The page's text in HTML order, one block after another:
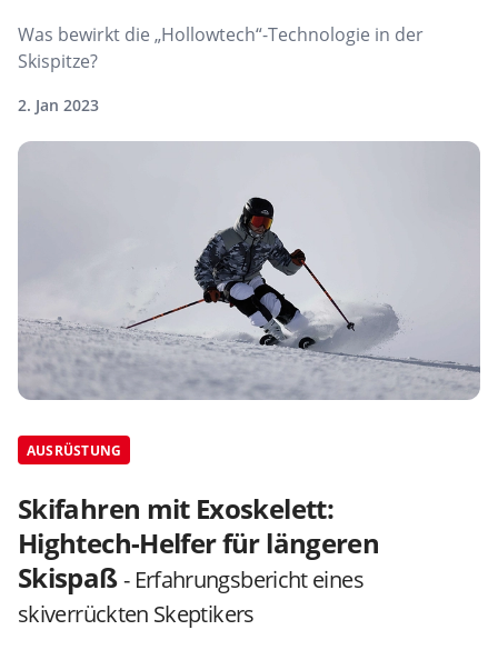
Was bewirkt die „Hollowtech“-Technologie in der
Skispitze?
2. Jan 2023
AUSRÜSTUNG
Skifahren mit Exoskelett:
Hightech-Helfer für längeren
Skispaß- Erfahrungsbericht eines
skiverrückten Skeptikers